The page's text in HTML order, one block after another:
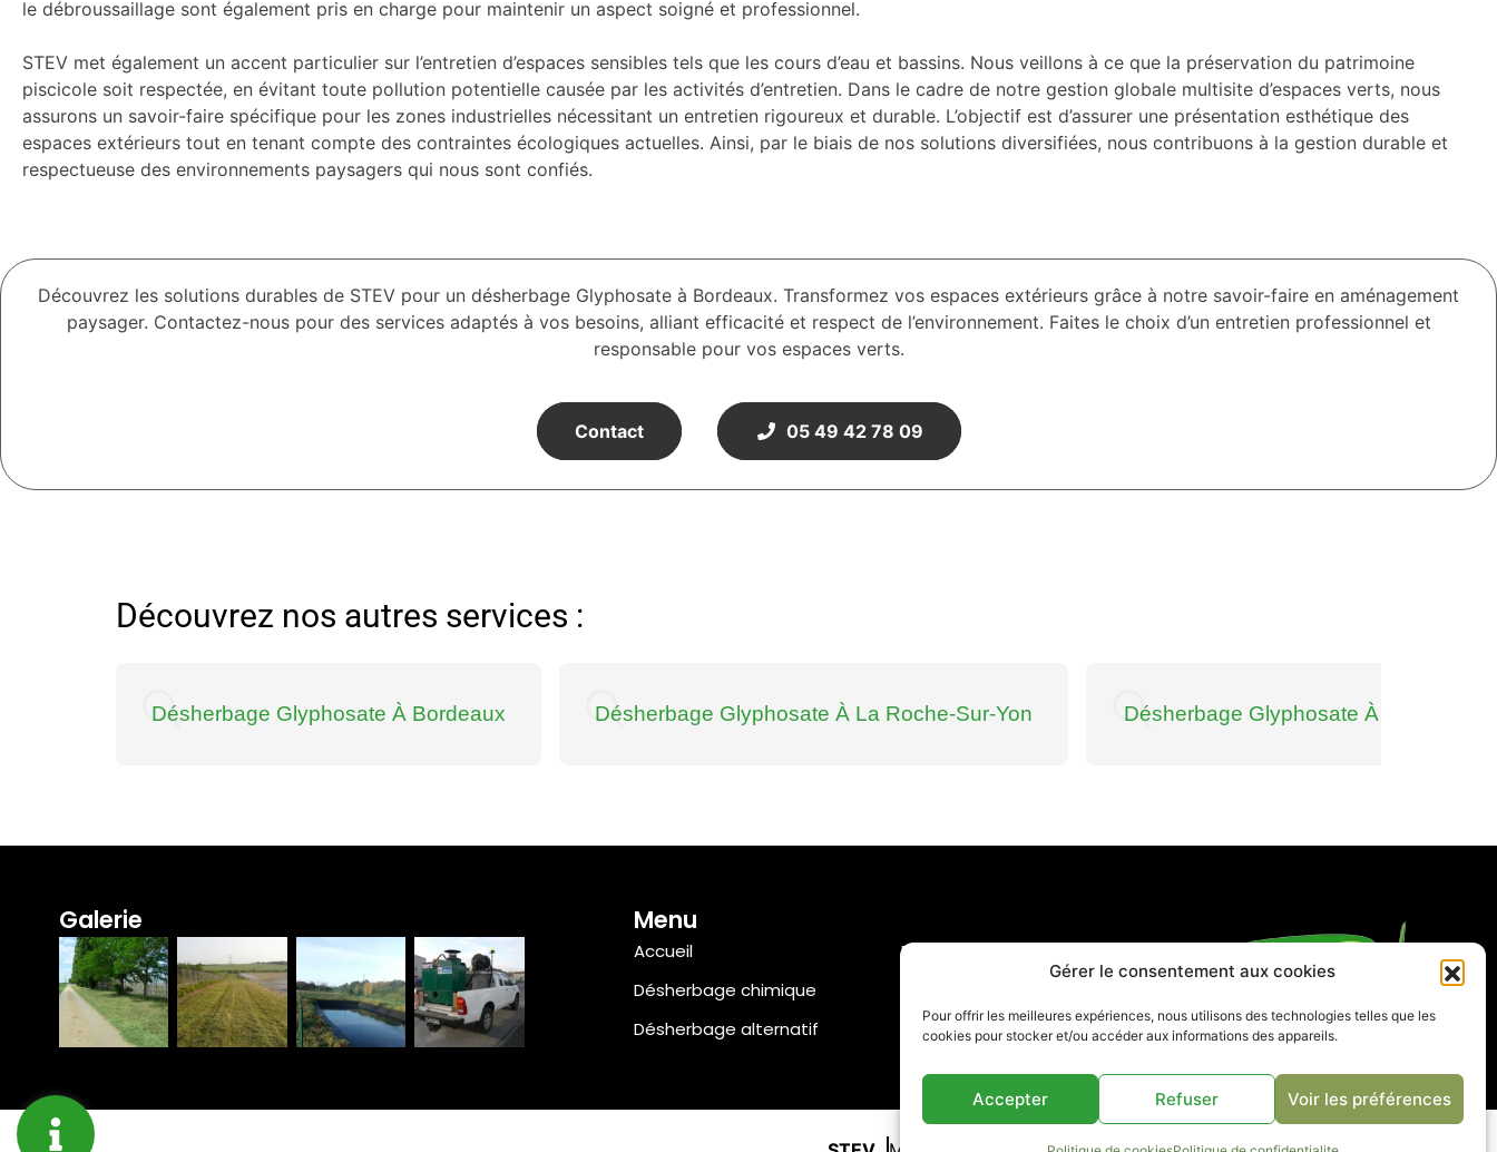
Gérer le consentement aux cookies
Pour offrir les meilleures expériences, nous utilisons des technologies telles que les
cookies pour stocker et/ou accéder aux informations des appareils.
Accepter Refuser Voir les préférences
le débroussaillage sont également pris en charge pour maintenir un aspect soigné et professionnel.
STEV met également un accent particulier sur l’entretien d’espaces sensibles tels que les cours d’eau et bassins. Nous veillons à ce que la préservation du patrimoine
piscicole soit respectée, en évitant toute pollution potentielle causée par les activités d’entretien. Dans le cadre de notre gestion globale multisite d’espaces verts, nous
assurons un savoir-faire spécifique pour les zones industrielles nécessitant un entretien rigoureux et durable. L’objectif est d’assurer une présentation esthétique des
espaces extérieurs tout en tenant compte des contraintes écologiques actuelles. Ainsi, par le biais de nos solutions diversifiées, nous contribuons à la gestion durable et
respectueuse des environnements paysagers qui nous sont confiés.
Découvrez les solutions durables de STEV pour un désherbage Glyphosate à Bordeaux. Transformez vos espaces extérieurs grâce à notre savoir-faire en aménagement
paysager. Contactez-nous pour des services adaptés à vos besoins, alliant efficacité et respect de l’environnement. Faites le choix d’un entretien professionnel et
responsable pour vos espaces verts.
Contact 05 49 42 78 09
Découvrez nos autres services :
Désherbage Glyphosate À Bordeaux Désherbage Glyphosate À La Roche-Sur-Yon Désherbage Glyphosate À Angers
Galerie Menu
Accueil
Désherbage chimique
Désherbage alternatif
Entretien espaces verts
Contact